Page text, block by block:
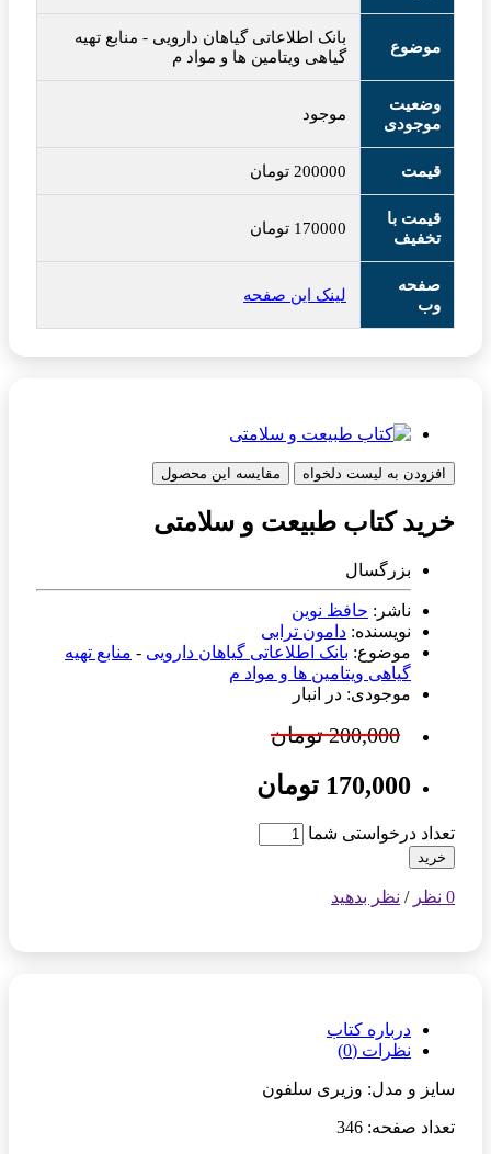
موضوع
بانک اطلاعاتی گیاهان دارویی - منابع تهیه
گیاهی ویتامین ها و مواد م
وضعیت
موجودی
موجود
قیمت 200000 تومان
قیمت با
تخفیف
170000 تومان
صفحه
وب
لینک این صفحه
افزودن به لیست دلخواه مقایسه این محصول
خرید کتاب طبیعت و سلامتی
بزرگسال
ناشر: حافظ نوین
نویسنده: دامون ترابی
موضوع: بانک اطلاعاتی گیاهان دارویی - منابع تهیه
گیاهی ویتامین ها و مواد م
موجودی: در انبار
200,000 تومان
170,000 تومان
تعداد درخواستی شما
خرید
0 نظر / نظر بدهید
درباره کتاب
نظرات (0)
سایز و مدل: وزیری سلفون
تعداد صفحه: 346